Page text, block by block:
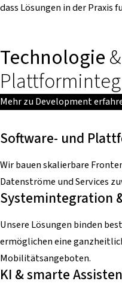
dass Lösungen in der Praxis
Technologie&
Mehr zu Development
Software- und
Wir bauen skalierbare
Datenströme und Services
Systemintegration
Unsere Lösungen binden
ermöglichen eine
Mobilitätsangeboten.
KI & smarte